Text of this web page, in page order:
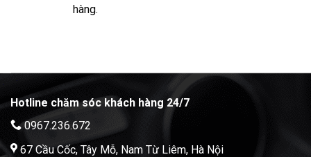
hàng.
Hotline chăm sóc khách hàng 24/7
0967.236.672
67 Cầu Cốc, Tây Mỗ, Nam Từ Liêm, Hà Nội